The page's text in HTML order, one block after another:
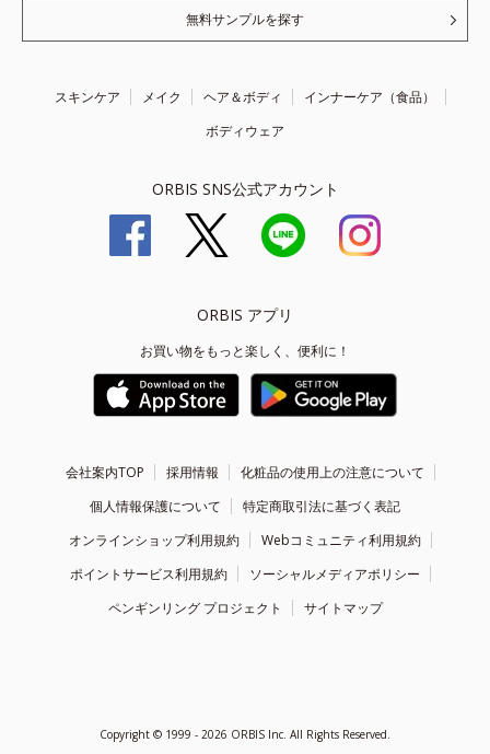
無料サンプルを探す
スキンケア メイク ヘア＆ボディ
インナーケア（食品）
ボディウェア
ORBIS SNS公式アカウント
ORBIS アプリ
お買い物をもっと楽しく、便利に！
会社案内TOP 採用情報
化粧品の使用上の注意について
個人情報保護について
特定商取引法に基づく表記
オンラインショップ利用規約
Webコミュニティ利用規約
ポイントサービス利用規約
ソーシャルメディアポリシー
ペンギンリング プロジェクト
サイトマップ
Copyright © 1999 - 2026 ORBIS Inc. All Rights Reserved.